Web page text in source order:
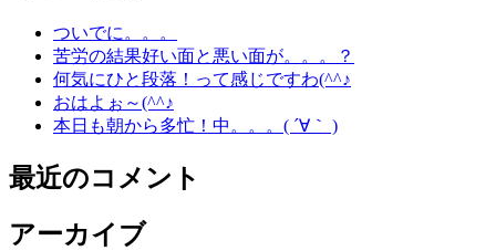
ついでに。。。
苦労の結果好い面と悪い面が。。。？
何気にひと段落！って感じですわ(^^♪
おはよぉ～(^^♪
本日も朝から多忙！中。。。( ´∀｀ )
最近のコメント
アーカイブ